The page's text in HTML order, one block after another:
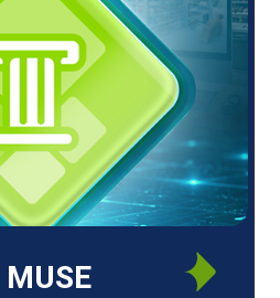
IDEA MUSE